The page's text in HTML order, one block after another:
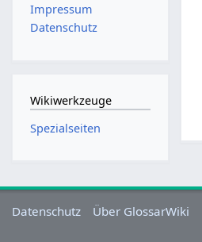
Impressum
Datenschutz
Wikiwerkzeuge
Spezialseiten
Datenschutz Über GlossarWiki